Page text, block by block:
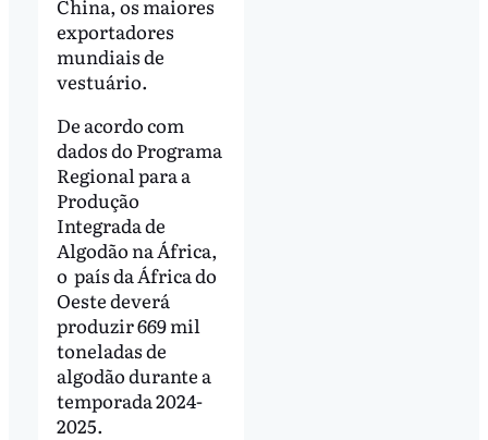
China, os maiores
exportadores
mundiais de
vestuário.
De acordo com
dados do Programa
Regional para a
Produção
Integrada de
Algodão na África,
o país da África do
Oeste deverá
produzir 669 mil
toneladas de
algodão durante a
temporada 2024-
2025.